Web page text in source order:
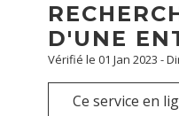
D'UNE
Vérifié le 01 Jan 2023 -
Ce service en